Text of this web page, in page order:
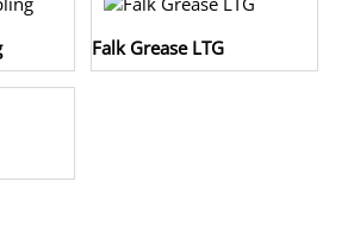
Falk Grease LTG